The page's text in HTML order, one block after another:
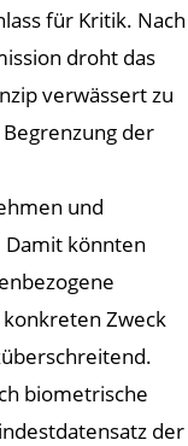
für Kritik. Nach
droht das
verwässert zu
der
und
Damit könnten
Zweck
biometrische
der